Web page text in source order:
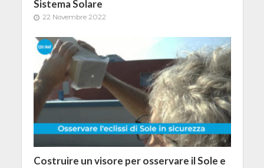
Sistema Solare
22 Novembre 2022
Costruire un visore per osservare il Sole e